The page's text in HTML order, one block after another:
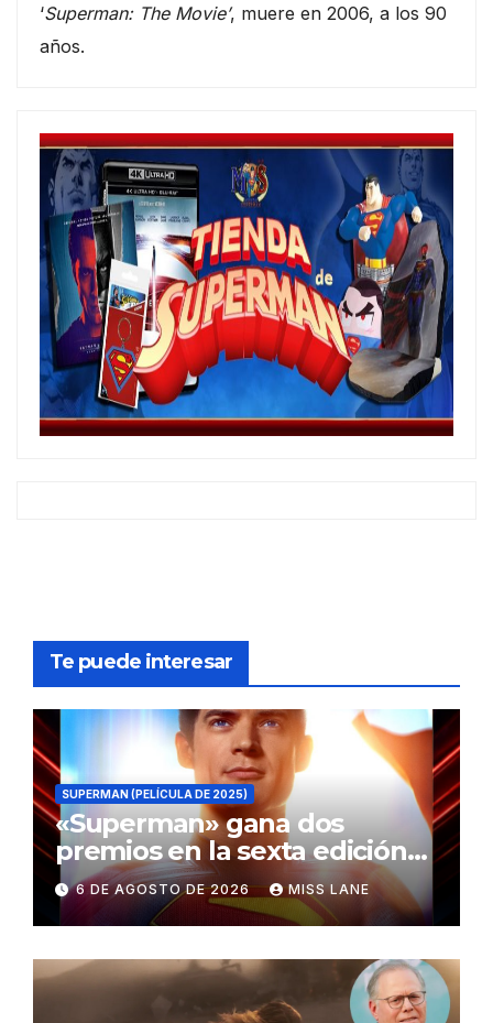
‘Superman: The Movie’, muere en 2006, a los 90
años.
Te puede interesar
SUPERMAN (PELÍCULA DE 2025)
«Superman» gana dos
premios en la sexta edición
de los Critics Choice Super
Awards
6 DE AGOSTO DE 2026 MISS LANE